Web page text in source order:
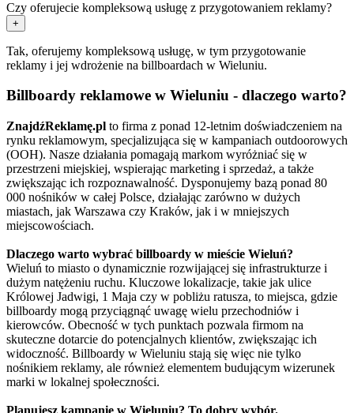
Czy oferujecie kompleksową usługę z przygotowaniem reklamy?
+
Tak, oferujemy kompleksową usługę, w tym przygotowanie
reklamy i jej wdrożenie na billboardach w Wieluniu.
Billboardy reklamowe w Wieluniu - dlaczego warto?
ZnajdźReklamę.pl to firma z ponad 12-letnim doświadczeniem na
rynku reklamowym, specjalizująca się w kampaniach outdoorowych
(OOH). Nasze działania pomagają markom wyróżniać się w
przestrzeni miejskiej, wspierając marketing i sprzedaż, a także
zwiększając ich rozpoznawalność. Dysponujemy bazą ponad 80
000 nośników w całej Polsce, działając zarówno w dużych
miastach, jak Warszawa czy Kraków, jak i w mniejszych
miejscowościach.
Dlaczego warto wybrać billboardy w mieście Wieluń?
Wieluń to miasto o dynamicznie rozwijającej się infrastrukturze i
dużym natężeniu ruchu. Kluczowe lokalizacje, takie jak ulice
Królowej Jadwigi, 1 Maja czy w pobliżu ratusza, to miejsca, gdzie
billboardy mogą przyciągnąć uwagę wielu przechodniów i
kierowców. Obecność w tych punktach pozwala firmom na
skuteczne dotarcie do potencjalnych klientów, zwiększając ich
widoczność. Billboardy w Wieluniu stają się więc nie tylko
nośnikiem reklamy, ale również elementem budującym wizerunek
marki w lokalnej społeczności.
Planujesz kampanię w Wieluniu? To dobry wybór.